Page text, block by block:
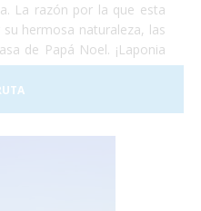
La razón por la que esta
hermosa naturaleza, las
de Papá Noel. ¡Laponia